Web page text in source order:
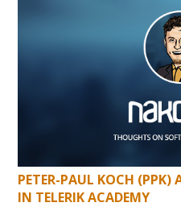
PETER-PAUL KOCH (PPK)
IN TELERIK ACADEMY